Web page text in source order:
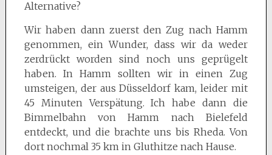
Alternative?
Wir haben dann zuerst den Zug nach Hamm
genommen, ein Wunder, dass wir da weder
zerdrückt worden sind noch uns geprügelt
haben. In Hamm sollten wir in einen Zug
umsteigen, der aus Düsseldorf kam, leider mit
45 Minuten Verspätung. Ich habe dann die
Bimmelbahn von Hamm nach Bielefeld
entdeckt, und die brachte uns bis Rheda. Von
dort nochmal 35 km in Gluthitze nach Hause.